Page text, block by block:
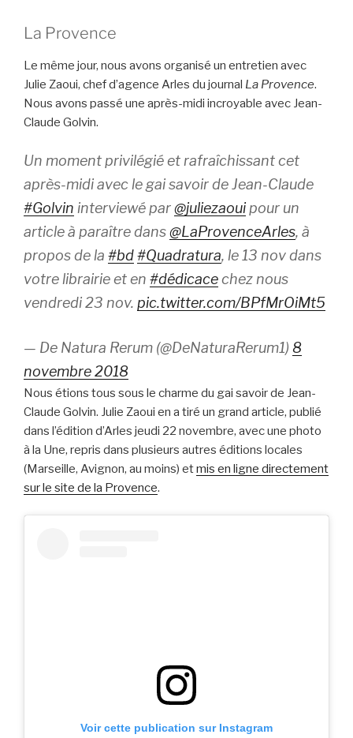
La Provence
Le même jour, nous avons organisé un entretien avec
Julie Zaoui, chef d’agence Arles du journal La Provence.
Nous avons passé une après-midi incroyable avec Jean-
Claude Golvin.
Un moment privilégié et rafraîchissant cet
après-midi avec le gai savoir de Jean-Claude
#Golvin interviewé par@juliezaouipour un
article à paraître dans@LaProvenceArles, à
propos de la #bd#Quadratura, le 13 nov dans
votre librairie et en #dédicacechez nous
vendredi 23 nov. pic.twitter.com/BPfMrOiMt5
— De Natura Rerum (@DeNaturaRerum1) 8
novembre 2018
Nous étions tous sous le charme du gai savoir de Jean-
Claude Golvin. Julie Zaoui en a tiré un grand article, publié
dans l’édition d’Arles jeudi 22 novembre, avec une photo
à la Une, repris dans plusieurs autres éditions locales
(Marseille, Avignon, au moins) etmis en ligne directement
sur le site de la Provence.
Voir cette publication sur Instagram